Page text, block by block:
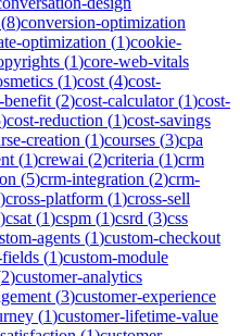
(8)conversion-optimization
optimization (1)cookie-
(1)core-web-vitals
(1)cost (4)cost-
benefit (2)cost-calculator(1)cost-
)cost-reduction (1)cost-savings
creation (1)courses (3)cpa
(1)crewai (2)criteria (1)crm
(5)crm-integration (2)crm-
)cross-platform (1)cross-sell
)csat (1)cspm (1)csrd (3)css
agents (1)custom-checkout
(1)custom-module
2)customer-analytics
(3)customer-experience
(1)customer-lifetime-value